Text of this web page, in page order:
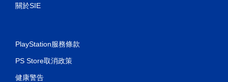
關於SIE
PlayStation服務條款
PS Store取消政策
健康警告